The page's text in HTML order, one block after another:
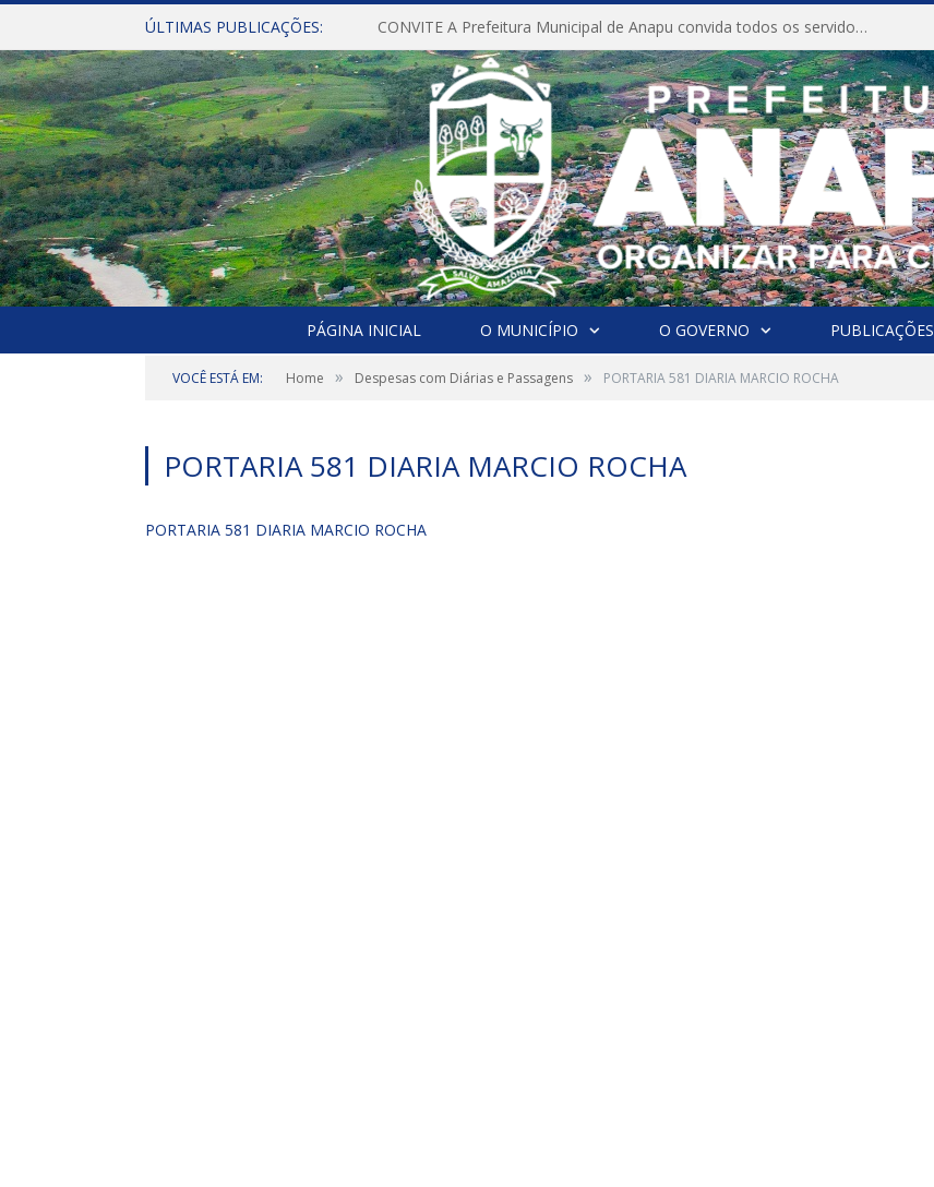
ÚLTIMAS PUBLICAÇÕES: CONVITE A Prefeitura Municipal de Anapu convida todos os servidores públicos municipais para participarem da Audiência Pública de discussão da Lei de Diretrizes Orçamentárias (LDO), importante instrumento de planejamento das ações e investimentos da Administração Pública para o próximo exercício financeiro.
PÁGINA INICIAL O MUNICÍPIO O GOVERNO PUBLICAÇÕES
VOCÊ ESTÁ EM: Home » Despesas com Diárias e Passagens » PORTARIA 581 DIARIA MARCIO ROCHA
PORTARIA 581 DIARIA MARCIO ROCHA
PORTARIA 581 DIARIA MARCIO ROCHA